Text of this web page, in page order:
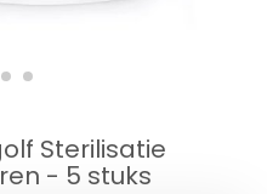
Sterilisatie
- 5 stuks